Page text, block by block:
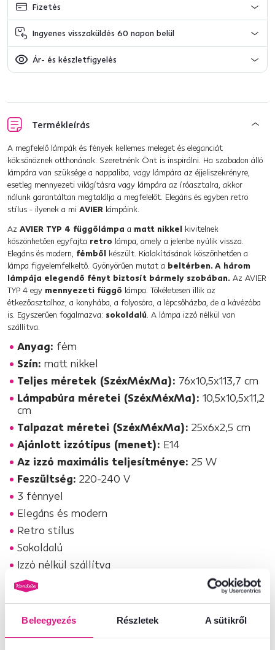
Beleegyezés Részletek A sütikről
Fizetés
Ingyenes visszaküldés 60 napon belül
Ár- és készletfigyelés
Termékleírás
A megfelelő lámpák és fények kellemes meleget és eleganciát
kölcsönöznek otthonának. Szeretnénk Önt is inspirálni. Ha szabadon álló
lámpára van szüksége a nappaliba, vagy lámpára az éjjeliszekrényre,
esetleg mennyezeti világításra vagy lámpára az íróasztalra, akkor
nálunk garantáltan megtalálja a megfelelőt. Elegáns és egyben retro
stílus - ilyenek a mi AVIER lámpáink.
Az AVIER TYP 4 függőlámpa a matt nikkel kivitelnek
köszönhetően egyfajta retro lámpa, amely a jelenbe nyúlik vissza.
Elegáns és modern, fémből készült. Kialakításának köszönhetően a
lámpa figyelemfelkeltő. Gyönyörűen mutat a beltérben. A három
lámpája elegendő fényt biztosít bármely szobában. Az AVIER
TYP 4 egy mennyezeti függő lámpa. Tökéletesen illik az
étkezőasztalhoz, a konyhába, a folyosóra, a lépcsőházba, de a kávézóba
is. Egyszerűen fogalmazva: sokoldalú. A lámpa izzó nélkül van
szállítva.
Anyag: fém
Szín: matt nikkel
Teljes méretek (SzéxMéxMa): 76x10,5x113,7 cm
Lámpabúra méretei (SzéxMéxMa): 10,5x10,5x11,2
cm
Talpazat méretei (SzéxMéxMa): 25x6x2,5 cm
Ajánlott izzótípus (menet): E14
Az izzó maximális teljesítménye: 25 W
Feszültség: 220-240 V
3 fénnyel
Elegáns és modern
Retro stílus
Sokoldalú
Izzó nélkül szállítva
Bontásban szállítva
Az AVIER TYP 4 lápát rose gold kivitelben is megvásárolhatja.
Vessen egy pillantást az
AVIERlámpák teljes kínálatára, és válassza ki
az Önnek leginkább megfelelőt.